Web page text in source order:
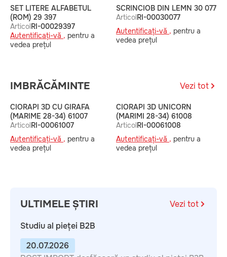
SET LITERE ALFABETUL
(ROM) 29 397
ArticolRI-00029397
Autentificați-vă , pentru a
vedea prețul
SCRINCIOB DIN LEMN 30 077
ArticolRI-00030077
Autentificați-vă , pentru a
vedea prețul
IMBRĂCĂMINTE Vezi tot
CIORAPI 3D CU GIRAFA
(MARIME 28-34) 61007
ArticolRI-00061007
Autentificați-vă , pentru a
vedea prețul
CIORAPI 3D UNICORN
(MARIMI 28-34) 61008
ArticolRI-00061008
Autentificați-vă , pentru a
vedea prețul
ULTIMELE ȘTIRI Vezi tot
Studiu al pieței B2B
20.07.2026